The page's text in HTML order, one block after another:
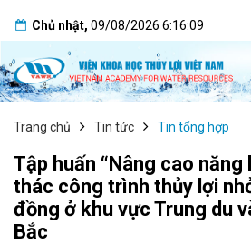
Chủ nhật, 09/08/2026 6:16:10
Trang chủ Tin tức Tin tổng hợp
Tập huấn “Nâng cao năng
thác công trình thủy lợi
đồng ở khu vực Trung du
Bắc